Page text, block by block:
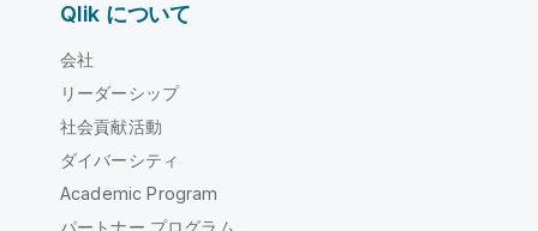
Qlik について
会社
リーダーシップ
社会貢献活動
ダイバーシティ
Academic Program